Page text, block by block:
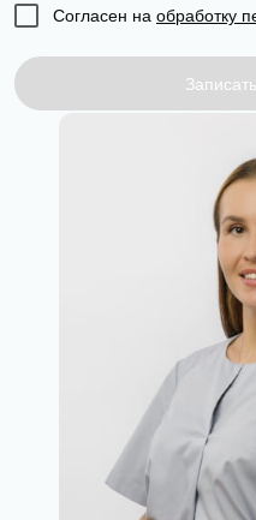
Согласен на обработку